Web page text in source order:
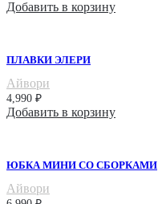
Добавить в корзину
ПЛАВКИ ЭЛЕРИ
Айвори
4,990 ₽
Добавить в корзину
ЮБКА МИНИ СО СБОРКАМИ
Айвори